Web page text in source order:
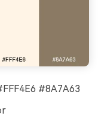
#8A7A63